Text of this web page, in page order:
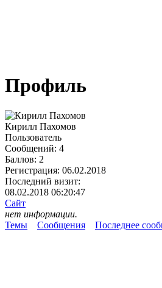
Профиль
Кирилл Пахомов
Пользователь
Сообщений: 4
Баллов: 2
Регистрация: 06.02.2018
Последний визит:
08.02.2018 06:20:47
Сайт
нет информации.
Темы
Сообщения Последнее